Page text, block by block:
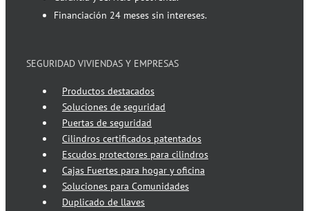
Financiación 24 meses sin intereses.
SEGURIDAD VIVIENDAS Y EMPRESAS
Productos destacados
Soluciones de seguridad
Puertas de seguridad
Cilindros certificados patentados
Escudos protectores para cilindros
Cajas Fuertes para hogar y oficina
Soluciones para Comunidades
Duplicado de llaves